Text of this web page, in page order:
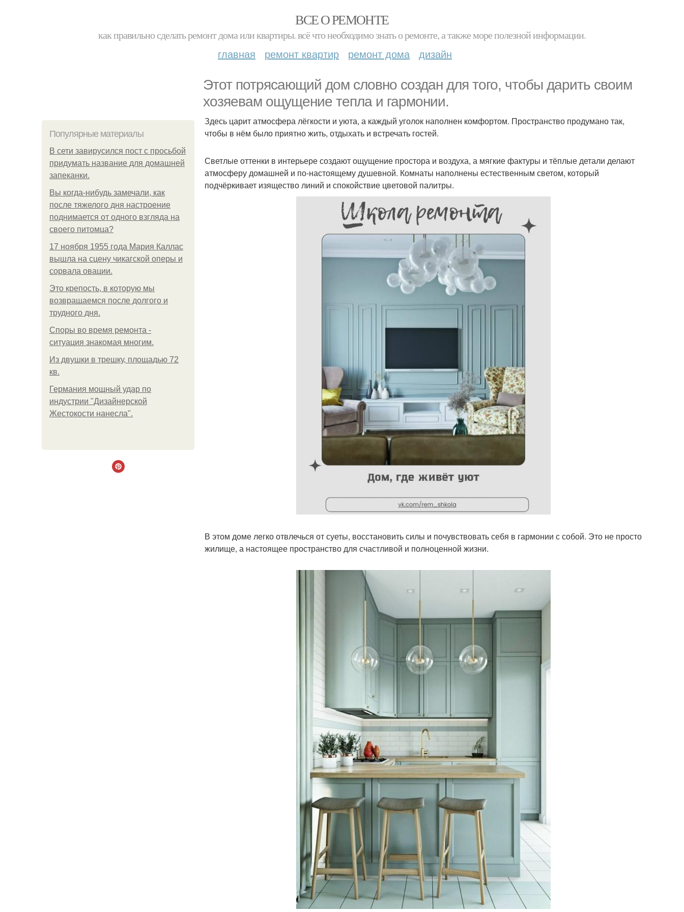
ВСЕ О РЕМОНТЕ
как правильно сделать ремонт дома или квартиры. всё что необходимо знать о ремонте, а также море полезной информации.
главная ремонт квартир ремонт дома дизайн
Этот потрясающий дом словно создан для того, чтобы дарить своим
хозяевам ощущение тепла и гармонии.
Популярные материалы
В сети завирусился пост с просьбой
придумать название для домашней
запеканки.
Вы когда-нибудь замечали, как
после тяжелого дня настроение
поднимается от одного взгляда на
своего питомца?
17 ноября 1955 года Мария Каллас
вышла на сцену чикагской оперы и
сорвала овации.
Это крепость, в которую мы
возвращаемся после долгого и
трудного дня.
Споры во время ремонта -
ситуация знакомая многим.
Из двушки в трешку, площадью 72
кв.
Германия мощный удар по
индустрии "Дизайнерской
Жестокости нанесла".
Здесь царит атмосфера лёгкости и уюта, а каждый уголок наполнен комфортом. Пространство продумано так,
чтобы в нём было приятно жить, отдыхать и встречать гостей.
Светлые оттенки в интерьере создают ощущение простора и воздуха, а мягкие фактуры и тёплые детали делают
атмосферу домашней и по-настоящему душевной. Комнаты наполнены естественным светом, который
подчёркивает изящество линий и спокойствие цветовой палитры.
В этом доме легко отвлечься от суеты, восстановить силы и почувствовать себя в гармонии с собой. Это не просто
жилище, а настоящее пространство для счастливой и полноценной жизни.